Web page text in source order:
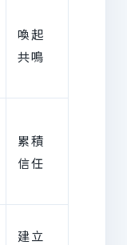
喚起
共鳴
累積
信任
建立